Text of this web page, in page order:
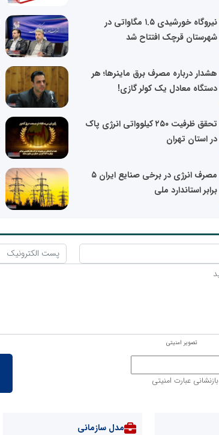
نیروگاه خورشیدی ۱.۵ مگاواتی در
شهرستان قرچک افتتاح شد
هشدار درباره مصرف برق ماینرها؛ هر
دستگاه معادل یک کولر گازی!
تحقق ظرفیت ۲۵۰ کیلوواتی انرژی پاک
در استان تهران
مصرف انرژی در برخی صنایع ایران ۵
برابر استاندارد ملی
بازنشانی عبارت امنیتی
مدل سازمانی